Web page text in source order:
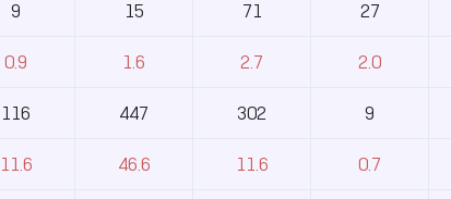
9 15 71 27
0.9 1.6 2.7 2.0
116 447 302 9
11.6 46.6 11.6 0.7